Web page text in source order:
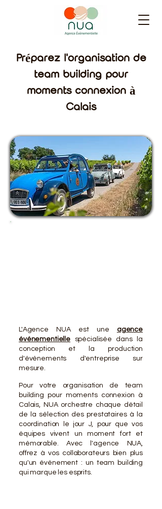
Préparez l'organisation de
team building pour
moments connexion à
Calais
L'Agence NUA est une agence
événementielle
spécialisée dans la
conception et la production
d'événements d'entreprise sur
mesure.
Pour votre organisation de team
building pour moments connexion à
Calais, NUA orchestre chaque détail
de la sélection des prestataires à la
coordination le jour J, pour que vos
équipes vivent un moment fort et
mémorable. Avec l'agence NUA,
offrez à vos collaborateurs bien plus
qu'un événement : un team building
qui marque les esprits.